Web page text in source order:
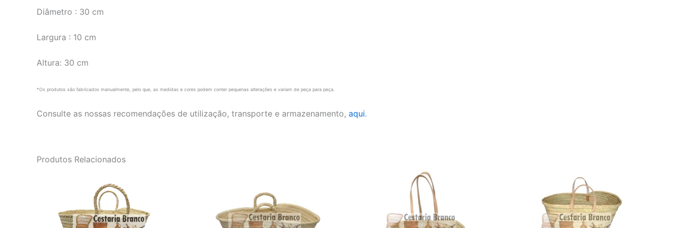
Diâmetro : 30 cm
Largura : 10 cm
Altura: 30 cm
*Os produtos são fabricados manualmente, pelo que, as medidas e cores podem conter pequenas alterações e variam de peça para peça.
Consulte as nossas recomendações de utilização, transporte e armazenamento, aqui.
Produtos Relacionados